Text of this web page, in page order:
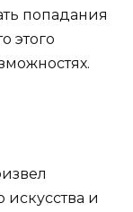
попадания
этого
и